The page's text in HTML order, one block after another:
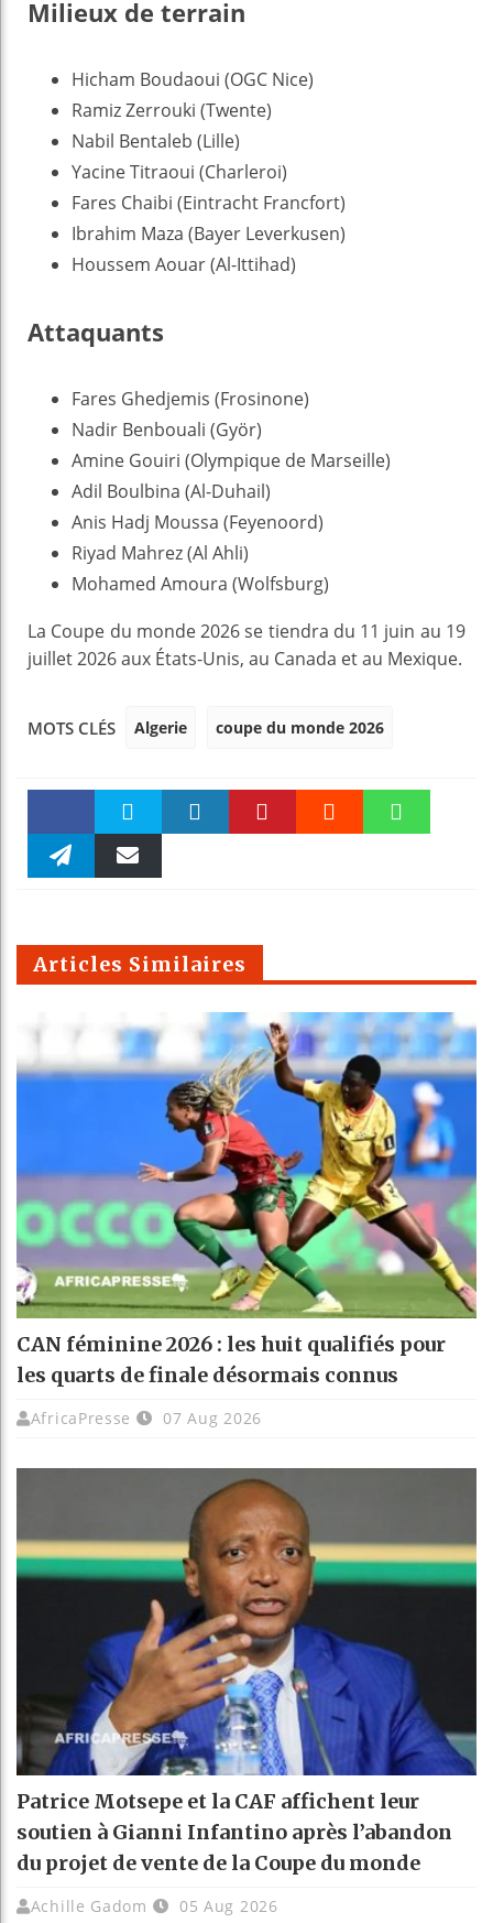
Milieux de terrain
Hicham Boudaoui (OGC Nice)
Ramiz Zerrouki (Twente)
Nabil Bentaleb (Lille)
Yacine Titraoui (Charleroi)
Fares Chaibi (Eintracht Francfort)
Ibrahim Maza (Bayer Leverkusen)
Houssem Aouar (Al-Ittihad)
Attaquants
Fares Ghedjemis (Frosinone)
Nadir Benbouali (Györ)
Amine Gouiri (Olympique de Marseille)
Adil Boulbina (Al-Duhail)
Anis Hadj Moussa (Feyenoord)
Riyad Mahrez (Al Ahli)
Mohamed Amoura (Wolfsburg)
La Coupe du monde 2026 se tiendra du 11 juin au 19
juillet 2026 aux États-Unis, au Canada et au Mexique.
MOTS CLÉS Algerie coupe du monde 2026
Faceboo Twitter
m
Articles Similaires
CAN féminine 2026 : les huit qualifiés pour
les quarts de finale désormais connus
AfricaPresse 07 Aug 2026
Patrice Motsepe et la CAF affichent leur
soutien à Gianni Infantino après l’abandon
du projet de vente de la Coupe du monde
Achille Gadom 05 Aug 2026